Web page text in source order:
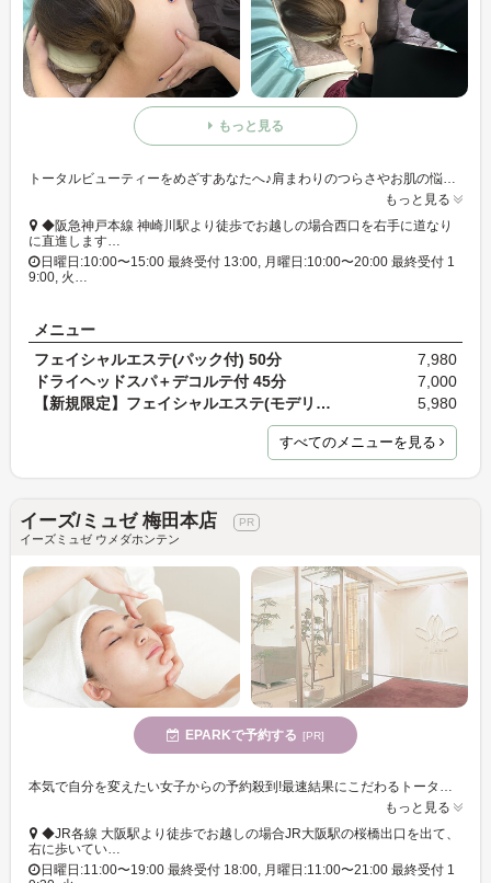
もっと見る
トータルビューティーをめざすあなたへ♪肩まわりのつらさやお肌の悩みに寄り添う、アロマ香る隠れ家的サロン☆
もっと見る
◆阪急神戸本線 神崎川駅より徒歩でお越しの場合西口を右手に道なり
に直進します…
日曜日:10:00〜15:00 最終受付 13:00, 月曜日:10:00〜20:00 最終受付 1
9:00, 火…
メニュー
フェイシャルエステ(パック付) 50分
7,980
ドライヘッドスパ＋デコルテ付 45分
7,000
【新規限定】フェイシャルエステ(モデリングパック付…
5,980
すべてのメニューを見る
イーズ/ミュゼ 梅田本店
イーズミュゼ ウメダホンテン
EPARKで予約する [PR]
本気で自分を変えたい女子からの予約殺到!最速結果にこだわるトータルエステサロン☆ヒト臍帯血幹細胞培養液を導入するならE/sで♪
もっと見る
◆JR各線 大阪駅より徒歩でお越しの場合JR大阪駅の桜橋出口を出て、
右に歩いてい…
日曜日:11:00〜19:00 最終受付 18:00, 月曜日:11:00〜21:00 最終受付 1